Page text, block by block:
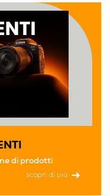
di prodotti
scopri di più